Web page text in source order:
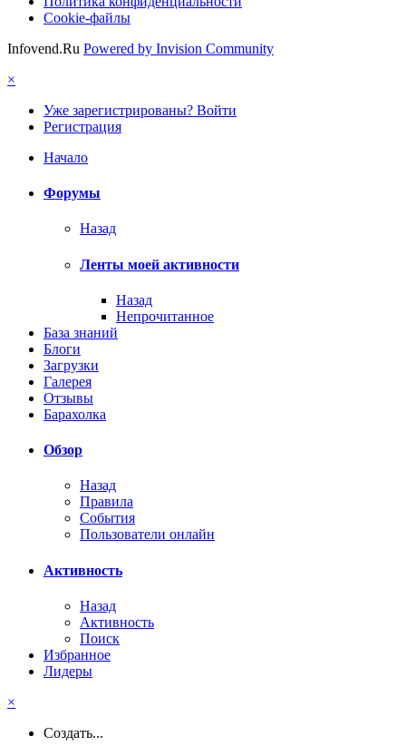
Cookie-файлы
Infovend.Ru Powered by Invision Community
×
Уже зарегистрированы? Войти
Регистрация
Начало
Форумы
Назад
Ленты моей активности
Назад
Непрочитанное
База знаний
Блоги
Загрузки
Галерея
Отзывы
Барахолка
Обзор
Назад
Правила
События
Пользователи онлайн
Активность
Назад
Активность
Поиск
Избранное
Лидеры
×
Создать...